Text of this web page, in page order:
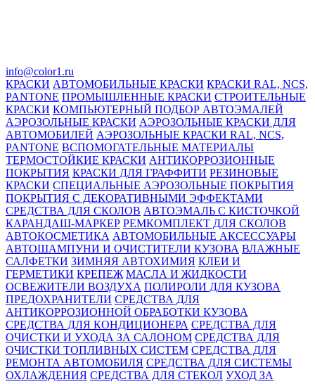
info@color1.ru
КРАСКИ АВТОМОБИЛЬНЫЕ КРАСКИ КРАСКИ RAL, NCS,
PANTONE ПРОМЫШЛЕННЫЕ КРАСКИ СТРОИТЕЛЬНЫЕ
КРАСКИ КОМПЬЮТЕРНЫЙ ПОДБОР АВТОЭМАЛЕЙ
АЭРОЗОЛЬНЫЕ КРАСКИ АЭРОЗОЛЬНЫЕ КРАСКИ ДЛЯ
АВТОМОБИЛЕЙ АЭРОЗОЛЬНЫЕ КРАСКИ RAL, NCS,
PANTONE ВСПОМОГАТЕЛЬНЫЕ МАТЕРИАЛЫ
ТЕРМОСТОЙКИЕ КРАСКИ АНТИКОРРОЗИОННЫЕ
ПОКРЫТИЯ КРАСКИ ДЛЯ ГРАФФИТИ РЕЗИНОВЫЕ
КРАСКИ СПЕЦИАЛЬНЫЕ АЭРОЗОЛЬНЫЕ ПОКРЫТИЯ
ПОКРЫТИЯ С ДЕКОРАТИВНЫМИ ЭФФЕКТАМИ
СРЕДСТВА ДЛЯ СКОЛОВ АВТОЭМАЛЬ С КИСТОЧКОЙ
КАРАНДАШ-МАРКЕР РЕМКОМПЛЕКТ ДЛЯ СКОЛОВ
АВТОКОСМЕТИКА АВТОМОБИЛЬНЫЕ АКСЕССУАРЫ
АВТОШАМПУНИ И ОЧИСТИТЕЛИ КУЗОВА ВЛАЖНЫЕ
САЛФЕТКИ ЗИМНЯЯ АВТОХИМИЯ КЛЕИ И
ГЕРМЕТИКИ КРЕПЕЖ МАСЛА И ЖИДКОСТИ
ОСВЕЖИТЕЛИ ВОЗДУХА ПОЛИРОЛИ ДЛЯ КУЗОВА
ПРЕДОХРАНИТЕЛИ СРЕДСТВА ДЛЯ
АНТИКОРРОЗИОННОЙ ОБРАБОТКИ КУЗОВА
СРЕДСТВА ДЛЯ КОНДИЦИОНЕРА СРЕДСТВА ДЛЯ
ОЧИСТКИ И УХОДА ЗА САЛОНОМ СРЕДСТВА ДЛЯ
ОЧИСТКИ ТОПЛИВНЫХ СИСТЕМ СРЕДСТВА ДЛЯ
РЕМОНТА АВТОМОБИЛЯ СРЕДСТВА ДЛЯ СИСТЕМЫ
ОХЛАЖДЕНИЯ СРЕДСТВА ДЛЯ СТЕКОЛ УХОД ЗА